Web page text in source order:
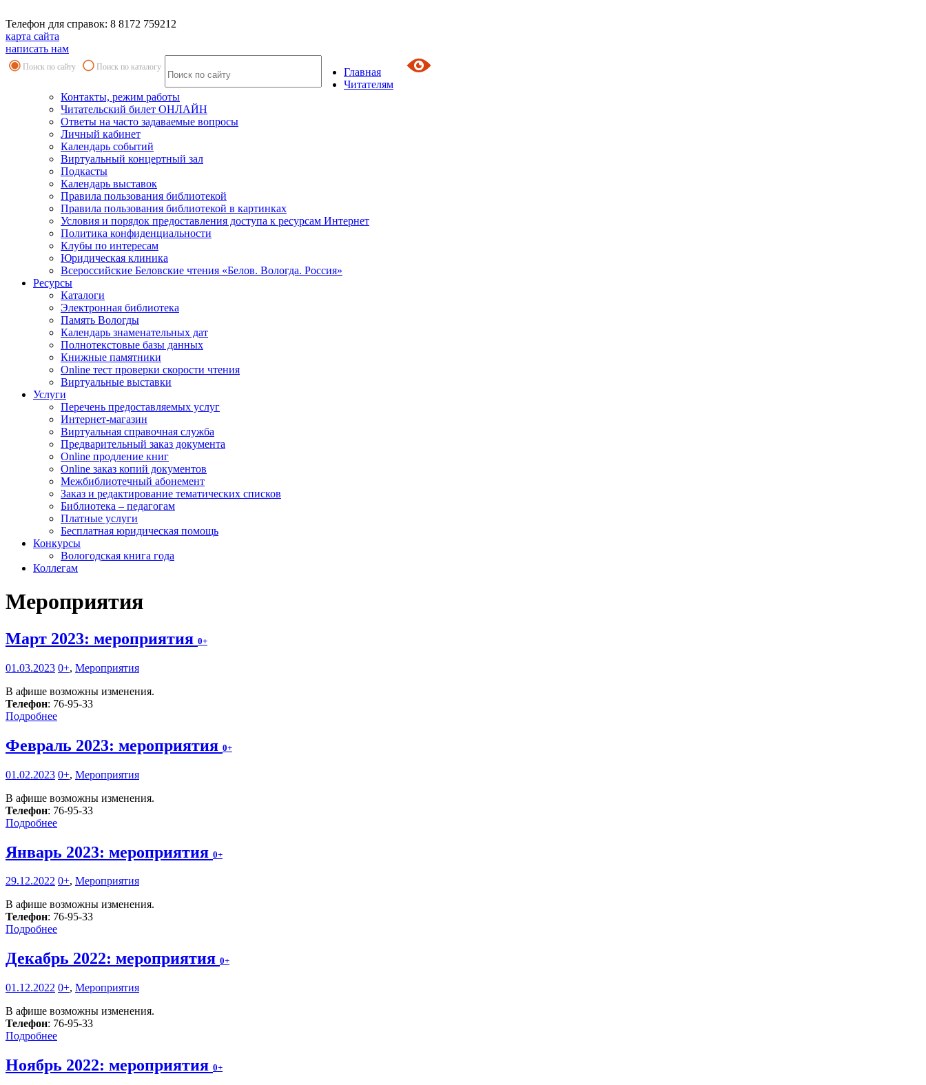
Телефон для справок: 8 8172 759212
карта сайта
написать нам
Поиск по сайту Поиск по каталогу
Главная
Читателям
Контакты, режим работы
Читательский билет ОНЛАЙН
Ответы на часто задаваемые вопросы
Личный кабинет
Календарь событий
Виртуальный концертный зал
Подкасты
Календарь выставок
Правила пользования библиотекой
Правила пользования библиотекой в картинках
Условия и порядок предоставления доступа к ресурсам Интернет
Политика конфиденциальности
Клубы по интересам
Юридическая клиника
Всероссийские Беловские чтения «Белов. Вологда. Россия»
Ресурсы
Каталоги
Электронная библиотека
Память Вологды
Календарь знаменательных дат
Полнотекстовые базы данных
Книжные памятники
Online тест проверки скорости чтения
Виртуальные выставки
Услуги
Перечень предоставляемых услуг
Интернет-магазин
Виртуальная справочная служба
Предварительный заказ документа
Online продление книг
Online заказ копий документов
Межбиблиотечный абонемент
Заказ и редактирование тематических списков
Библиотека – педагогам
Платные услуги
Бесплатная юридическая помощь
Конкурсы
Вологодская книга года
Коллегам
Мероприятия
Март 2023: мероприятия 0+
01.03.2023 0+, Мероприятия
В афише возможны изменения.
Телефон: 76-95-33
Подробнее
Февраль 2023: мероприятия 0+
01.02.2023 0+, Мероприятия
В афише возможны изменения.
Телефон: 76-95-33
Подробнее
Январь 2023: мероприятия 0+
29.12.2022 0+, Мероприятия
В афише возможны изменения.
Телефон: 76-95-33
Подробнее
Декабрь 2022: мероприятия 0+
01.12.2022 0+, Мероприятия
В афише возможны изменения.
Телефон: 76-95-33
Подробнее
Ноябрь 2022: мероприятия 0+